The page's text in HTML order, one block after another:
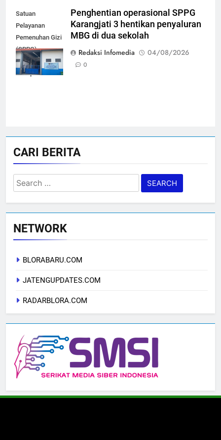
Satuan
Pelayanan
Pemenuhan Gizi
(SPPG)
Karangjati 3 di
Kabupaten Blora
Penghentian operasional SPPG
Karangjati 3 hentikan penyaluran
MBG di dua sekolah
Redaksi Infomedia
04/08/2026
0
CARI BERITA
Search
for:
NETWORK
BLORABARU.COM
JATENGUPDATES.COM
RADARBLORA.COM